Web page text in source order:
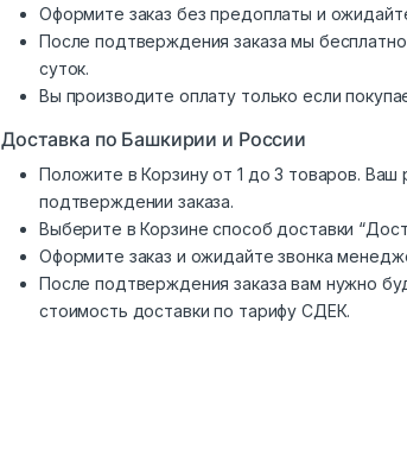
Оформите заказ без предоплаты и
После подтверждения заказа мы
суток.
Вы производите оплату только если
Доставка по Башкирии и России
Положите в Корзину от 1 до 3 товаров.
подтверждении заказа.
Выберите в Корзине способ доставки
Оформите заказ и ожидайте звонка
После подтверждения заказа вам нужно
стоимость доставки по тарифу СДЕК.